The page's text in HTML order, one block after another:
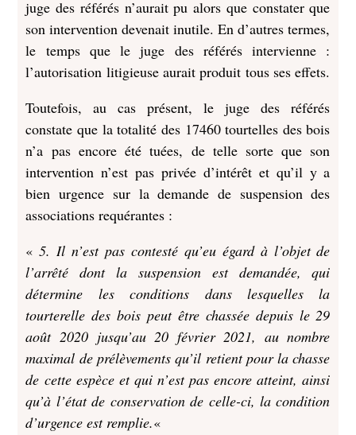
juge des référés n’aurait pu alors que constater que
son intervention devenait inutile. En d’autres termes,
le temps que le juge des référés intervienne :
l’autorisation litigieuse aurait produit tous ses effets.
Toutefois, au cas présent, le juge des référés
constate que la totalité des 17460 tourtelles des bois
n’a pas encore été tuées, de telle sorte que son
intervention n’est pas privée d’intérêt et qu’il y a
bien urgence sur la demande de suspension des
associations requérantes :
«5. Il n’est pas contesté qu’eu égard à l’objet de
l’arrêté dont la suspension est demandée, qui
détermine les conditions dans lesquelles la
tourterelle des bois peut être chassée depuis le 29
août 2020 jusqu’au 20 février 2021, au nombre
maximal de prélèvements qu’il retient pour la chasse
de cette espèce et qui n’est pas encore atteint, ainsi
qu’à l’état de conservation de celle-ci, la condition
d’urgence est remplie.«